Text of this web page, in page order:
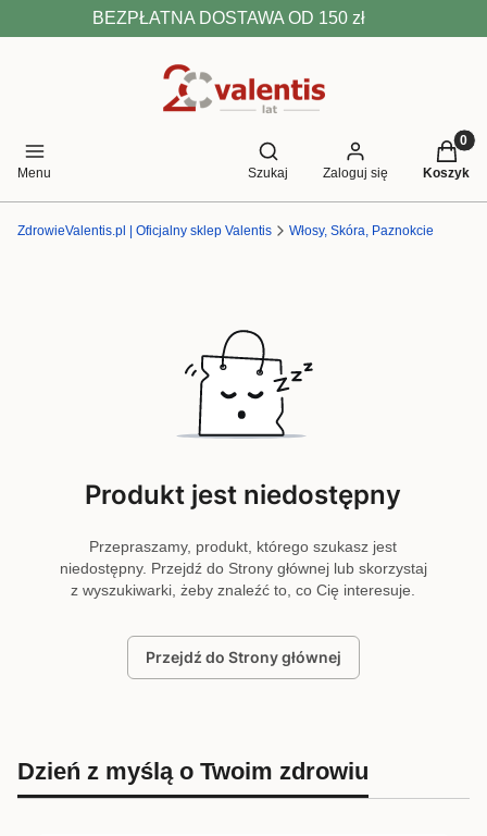
BEZPŁATNA DOSTAWA OD 150 zł
Menu
Otwórz wyszukiwarkę
Szukaj Zaloguj się Koszyk
ZdrowieValentis.pl | Oficjalny sklep Valentis Włosy, Skóra, Paznokcie
Produkt jest niedostępny
Przepraszamy, produkt, którego szukasz jest
niedostępny. Przejdź do Strony głównej lub skorzystaj
z wyszukiwarki, żeby znaleźć to, co Cię interesuje.
Przejdź do Strony głównej
Dzień z myślą o Twoim zdrowiu